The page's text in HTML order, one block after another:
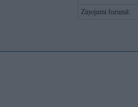
Ziņojumi forumā: